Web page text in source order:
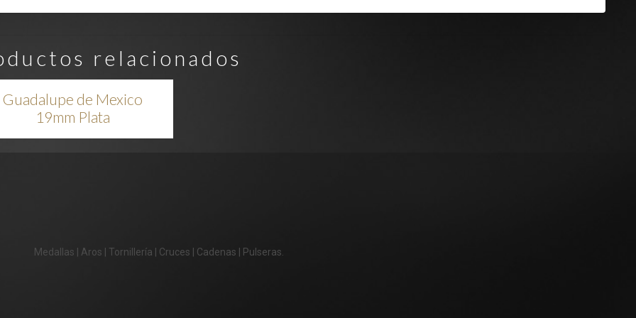
relacionados
Guadalupe de Mexico
19mm Plata
Medallas | Aros | Tornillería | Cruces | Cadenas | Pulseras.